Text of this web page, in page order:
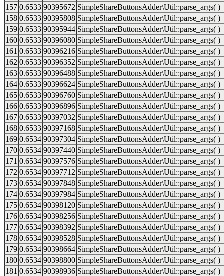
157 0.6533 90395672 SimpleShareButtonsAdder\Util::parse_args( )
158 0.6533 90395808 SimpleShareButtonsAdder\Util::parse_args( )
159 0.6533 90395944 SimpleShareButtonsAdder\Util::parse_args( )
160 0.6533 90396080 SimpleShareButtonsAdder\Util::parse_args( )
161 0.6533 90396216 SimpleShareButtonsAdder\Util::parse_args( )
162 0.6533 90396352 SimpleShareButtonsAdder\Util::parse_args( )
163 0.6533 90396488 SimpleShareButtonsAdder\Util::parse_args( )
164 0.6533 90396624 SimpleShareButtonsAdder\Util::parse_args( )
165 0.6533 90396760 SimpleShareButtonsAdder\Util::parse_args( )
166 0.6533 90396896 SimpleShareButtonsAdder\Util::parse_args( )
167 0.6533 90397032 SimpleShareButtonsAdder\Util::parse_args( )
168 0.6533 90397168 SimpleShareButtonsAdder\Util::parse_args( )
169 0.6534 90397304 SimpleShareButtonsAdder\Util::parse_args( )
170 0.6534 90397440 SimpleShareButtonsAdder\Util::parse_args( )
171 0.6534 90397576 SimpleShareButtonsAdder\Util::parse_args( )
172 0.6534 90397712 SimpleShareButtonsAdder\Util::parse_args( )
173 0.6534 90397848 SimpleShareButtonsAdder\Util::parse_args( )
174 0.6534 90397984 SimpleShareButtonsAdder\Util::parse_args( )
175 0.6534 90398120 SimpleShareButtonsAdder\Util::parse_args( )
176 0.6534 90398256 SimpleShareButtonsAdder\Util::parse_args( )
177 0.6534 90398392 SimpleShareButtonsAdder\Util::parse_args( )
178 0.6534 90398528 SimpleShareButtonsAdder\Util::parse_args( )
179 0.6534 90398664 SimpleShareButtonsAdder\Util::parse_args( )
180 0.6534 90398800 SimpleShareButtonsAdder\Util::parse_args( )
181 0.6534 90398936 SimpleShareButtonsAdder\Util::parse_args( )